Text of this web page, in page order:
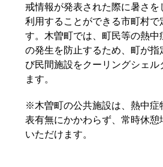
戒情報が発表された際に暑さを
利用することができる市町村
す。木曽町では、町民等の熱中
の発生を防止するため、町が指
び民間施設をクーリングシェル
ます。
※木曽町の公共施設は、熱中症
表有無にかかわらず、常時休憩
いただけます。